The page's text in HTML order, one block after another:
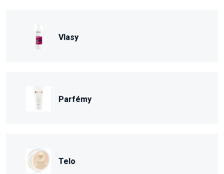
Vlasy
Parfémy
Telo